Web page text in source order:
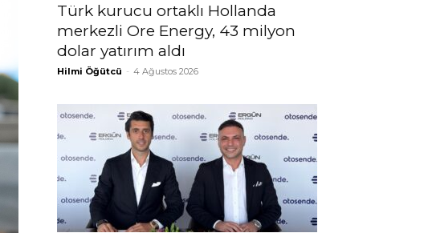
Türk kurucu ortaklı Hollanda
merkezli Ore Energy, 43 milyon
dolar yatırım aldı
Hilmi Öğütcü - 4 Ağustos 2026